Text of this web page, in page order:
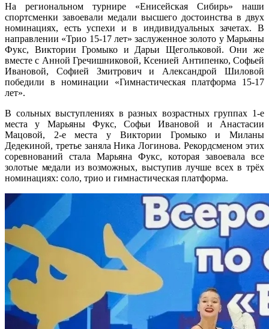
На региональном турнире «Енисейская Сибирь» наши
спортсменки завоевали медали высшего достоинства в двух
номинациях, есть успехи и в индивидуальных зачетах. В
направлении «Трио 15-17 лет» заслуженное золото у Марьяны
Фукс, Виктории Громыко и Дарьи Щегольковой. Они же
вместе с Анной Гречишниковой, Ксенией Антипенко, Софьей
Ивановой, Софией Змитрович и Александрой Шиловой
победили в номинации «Гимнастическая платформа 15-17
лет».
В сольных выступлениях в разных возрастных группах 1-е
места у Марьяны Фукс, Софьи Ивановой и Анастасии
Мацовой, 2-е места у Виктории Громыко и Миланы
Дедекиной, третье заняла Ника Логинова. Рекордсменом этих
соревнований стала Марьяна Фукс, которая завоевала все
золотые медали из возможных, выступив лучше всех в трёх
номинациях: соло, трио и гимнастическая платформа.